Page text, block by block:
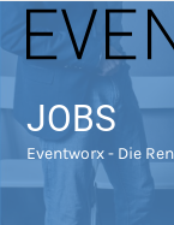
Skip
to
Open
mobile
menu
Close
mobile
menu
JOBS
Eventworx - Die